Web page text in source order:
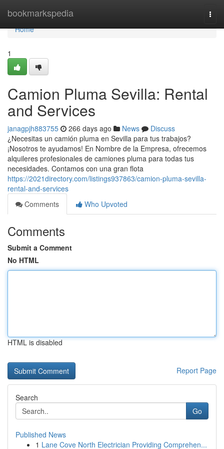
bookmarkspedia
Home
Home
1
Camion Pluma Sevilla: Rental
and Services
janagpjh883755 266 days ago News
Discuss
¿Necesitas un camión pluma en Sevilla para tus trabajos?
¡Nosotros te ayudamos! En Nombre de la Empresa, ofrecemos
alquileres profesionales de camiones pluma para todas tus
necesidades. Contamos con una gran flota
https://2021directory.com/listings937863/camion-pluma-sevilla-
rental-and-services
Comments
Who Upvoted
Comments
Submit a Comment
No HTML
HTML is disabled
Report Page
Search
Go
Published News
1 Lane Cove North Electrician Providing Comprehen...